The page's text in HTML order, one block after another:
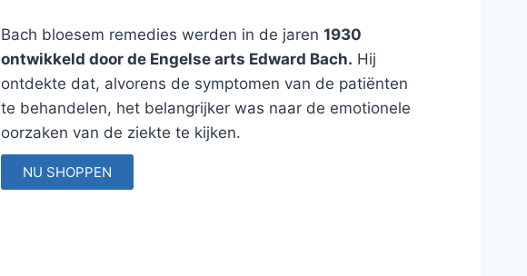
Bach bloesem remedies werden in de jaren 1930
ontwikkeld door de Engelse arts Edward Bach. Hij
ontdekte dat, alvorens de symptomen van de patiënten
te behandelen, het belangrijker was naar de emotionele
oorzaken van de ziekte te kijken.
NU SHOPPEN